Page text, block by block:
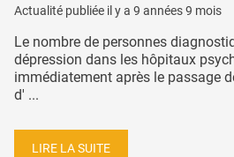
Actualité publiée il y a 9 années 9 mois
Le nombre de personnes
dépression dans les hôpitaux
immédiatement après le passage
d' ...
LIRE LA SUITE